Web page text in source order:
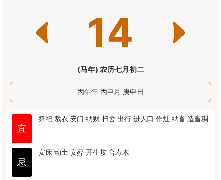
14
(马年) 农历七月初二
丙午年 丙申月 庚申日
宜
祭祀 裁衣 安门 纳财 扫舍 出行 进人口 作灶 纳畜 造畜稠
忌
安床 动土 安葬 开生坟 合寿木